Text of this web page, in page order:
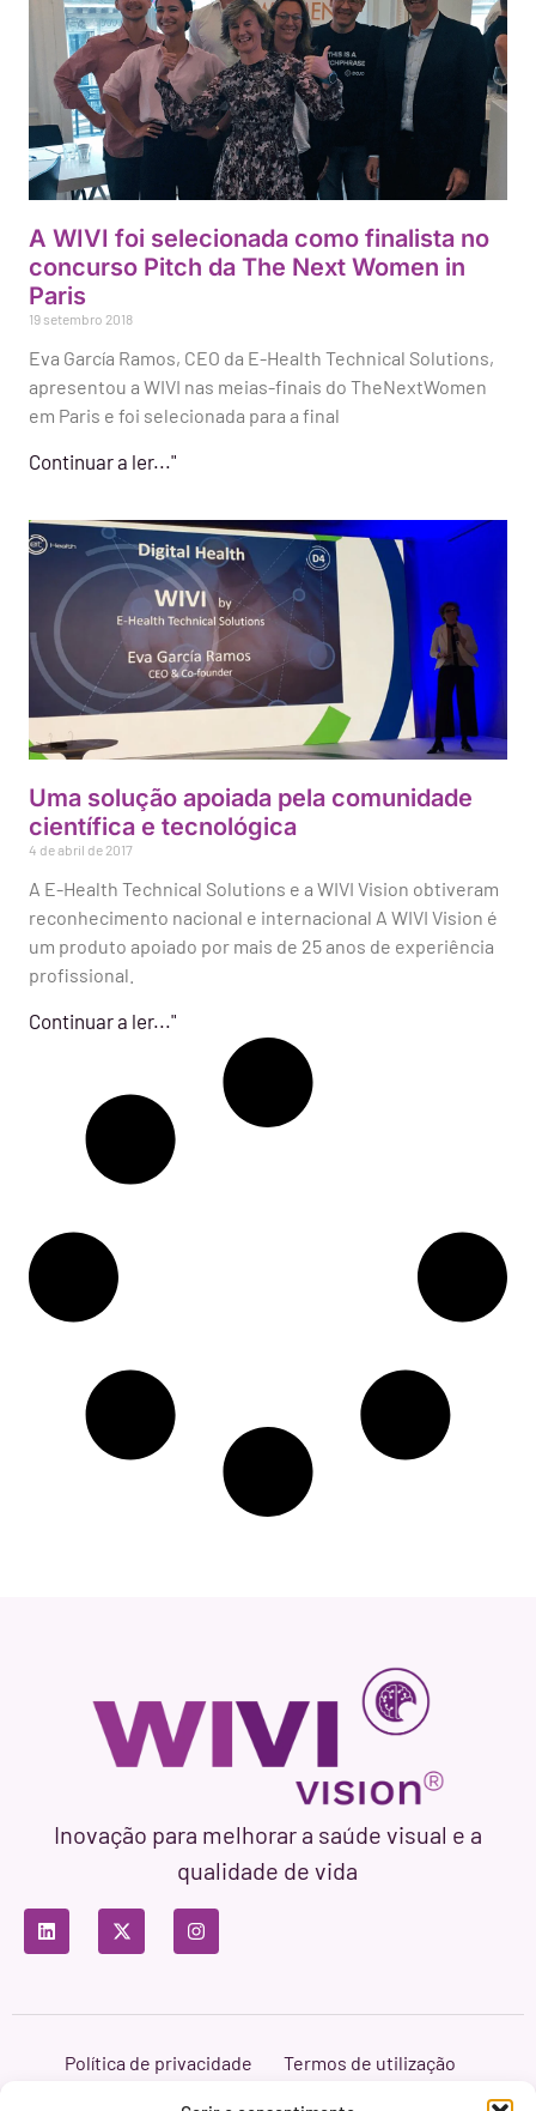
A WIVI foi selecionada como finalista no
concurso Pitch da The Next Women in
Paris
19 setembro 2018
Eva García Ramos, CEO da E-Health Technical Solutions,
apresentou a WIVI nas meias-finais do TheNextWomen
em Paris e foi selecionada para a final
Continuar a ler..."
Uma solução apoiada pela comunidade
científica e tecnológica
4 de abril de 2017
A E-Health Technical Solutions e a WIVI Vision obtiveram
reconhecimento nacional e internacional A WIVI Vision é
um produto apoiado por mais de 25 anos de experiência
profissional.
Continuar a ler..."
Inovação para melhorar a saúde visual e a
qualidade de vida
Política de privacidade
Termos de utilização